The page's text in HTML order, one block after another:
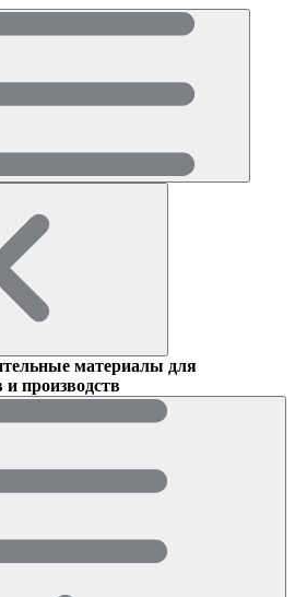
материалы для
и производств